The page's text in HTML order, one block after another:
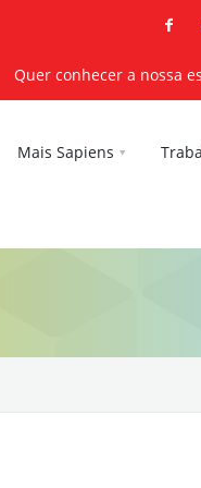
Quer conhecer a nossa
Mais Sapiens